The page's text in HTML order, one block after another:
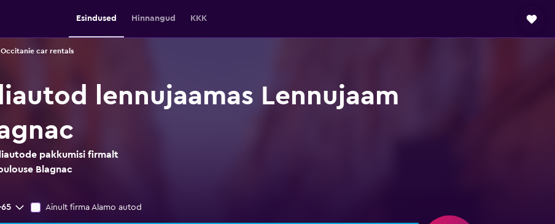
Esindused Hinnangud KKK
Occitanie car rentals
lennujaamas Lennujaam
pakkumisi firmalt
Blagnac
Ainult firma Alamo autod